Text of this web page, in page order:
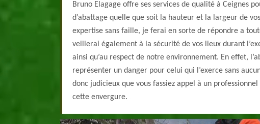
Bruno Elagage offre ses services de qualité à Ceignes
d’abattage quelle que soit la hauteur et la largeur de
expertise sans faille, je ferai en sorte de répondre a
veillerai également à la sécurité de vos lieux durant
ainsi qu’au respect de notre environnement. En effet,
représenter un danger pour celui qui l’exerce sans
donc judicieux que vous fassiez appel à un
cette envergure.